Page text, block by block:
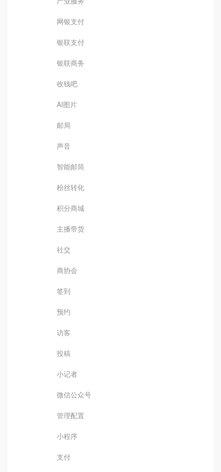
网银支付
银联支付
银联商务
收钱吧
AI图片
邮局
声音
智能邮筒
粉丝转化
积分商城
主播带货
社交
商协会
签到
预约
访客
投稿
小记者
微信公众号
管理配置
小程序
支付